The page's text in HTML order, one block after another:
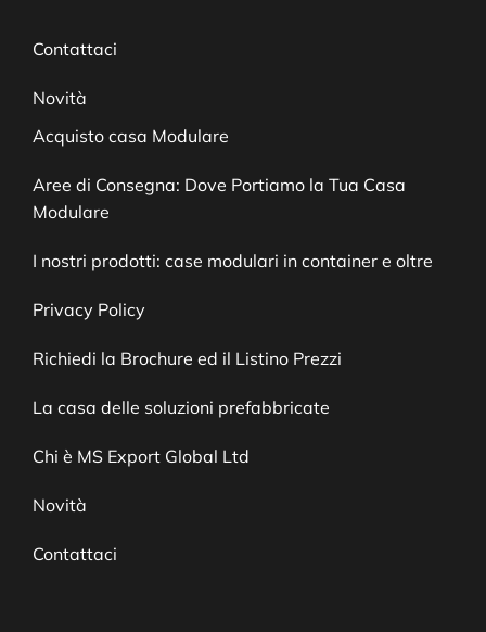
Contattaci
Novità
Acquisto casa Modulare
Aree di Consegna: Dove Portiamo la Tua Casa
Modulare
I nostri prodotti: case modulari in container e oltre
Privacy Policy
Richiedi la Brochure ed il Listino Prezzi
La casa delle soluzioni prefabbricate
Chi è MS Export Global Ltd
Novità
Contattaci